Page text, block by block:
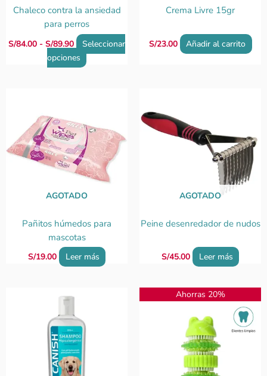
Chaleco contra la ansiedad
para perros
S/84.00 - S/89.90
Seleccionar
opciones
elegir
la
página
de
Crema Livre 15gr
S/23.00 Añadir al carrito
AGOTADO
Pañitos húmedos para
mascotas
S/19.00 Leer más
AGOTADO
Peine desenredador de nudos
S/45.00 Leer más
Ahorras 20%
El
precio
original
era:
S/36.00.
El
precio
actual
es:
S/28.80.